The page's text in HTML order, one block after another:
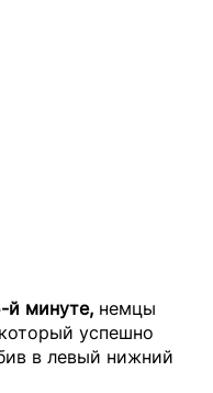
й минуте, немцы
успешно
в левый нижний